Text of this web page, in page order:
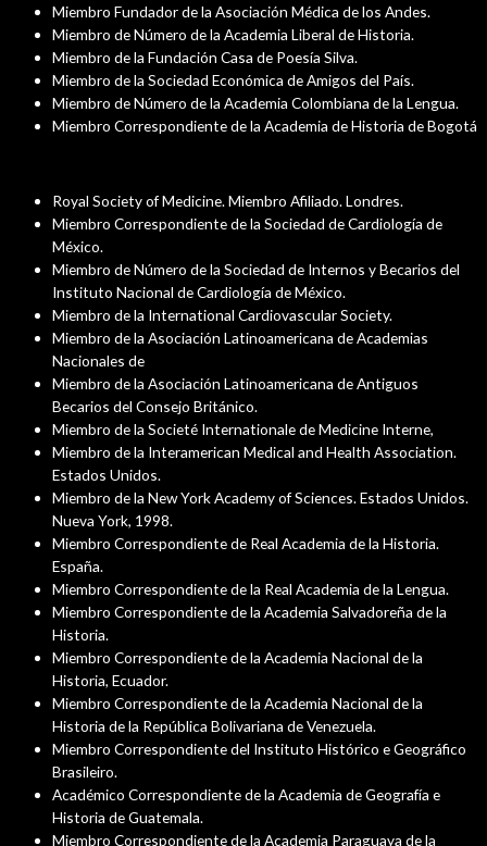
Miembro Fundador de la Asociación Médica de los Andes.
Miembro de Número de la Academia Liberal de Historia.
Miembro de la Fundación Casa de Poesía Silva.
Miembro de la Sociedad Económica de Amigos del País.
Miembro de Número de la Academia Colombiana de la Lengua.
Miembro Correspondiente de la Academia de Historia de Bogotá
Royal Society of Medicine. Miembro Afiliado. Londres.
Miembro Correspondiente de la Sociedad de Cardiología de
México.
Miembro de Número de la Sociedad de Internos y Becarios del
Instituto Nacional de Cardiología de México.
Miembro de la International Cardiovascular Society.
Miembro de la Asociación Latinoamericana de Academias
Nacionales de
Miembro de la Asociación Latinoamericana de Antiguos
Becarios del Consejo Británico.
Miembro de la Societé Internationale de Medicine Interne,
Miembro de la Interamerican Medical and Health Association.
Estados Unidos.
Miembro de la New York Academy of Sciences. Estados Unidos.
Nueva York, 1998.
Miembro Correspondiente de Real Academia de la Historia.
España.
Miembro Correspondiente de la Real Academia de la Lengua.
Miembro Correspondiente de la Academia Salvadoreña de la
Historia.
Miembro Correspondiente de la Academia Nacional de la
Historia, Ecuador.
Miembro Correspondiente de la Academia Nacional de la
Historia de la República Bolivariana de Venezuela.
Miembro Correspondiente del Instituto Histórico e Geográfico
Brasileiro.
Académico Correspondiente de la Academia de Geografía e
Historia de Guatemala.
Miembro Correspondiente de la Academia Paraguaya de la